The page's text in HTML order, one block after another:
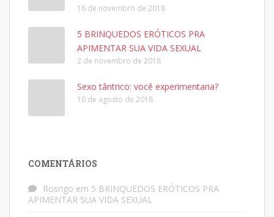
16 de novembro de 2018
5 BRINQUEDOS ERÓTICOS PRA
APIMENTAR SUA VIDA SEXUAL
2 de novembro de 2018
Sexo tântrico: você experimentaria?
10 de agosto de 2018
COMENTÁRIOS
Rosrigo em 5 BRINQUEDOS ERÓTICOS PRA
APIMENTAR SUA VIDA SEXUAL